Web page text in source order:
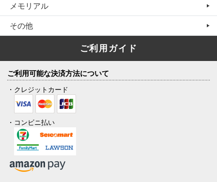
メモリアル
その他
ご利用ガイド
ご利用可能な決済方法について
・クレジットカード
・コンビニ払い